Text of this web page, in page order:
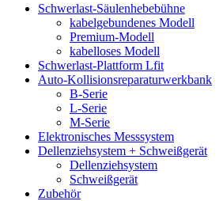
Schwerlast-Säulenhebebühne
kabelgebundenes Modell
Premium-Modell
kabelloses Modell
Schwerlast-Plattform Lfit
Auto-Kollisionsreparaturwerkbank
B-Serie
L-Serie
M-Serie
Elektronisches Messsystem
Dellenziehsystem + Schweißgerät
Dellenziehsystem
Schweißgerät
Zubehör